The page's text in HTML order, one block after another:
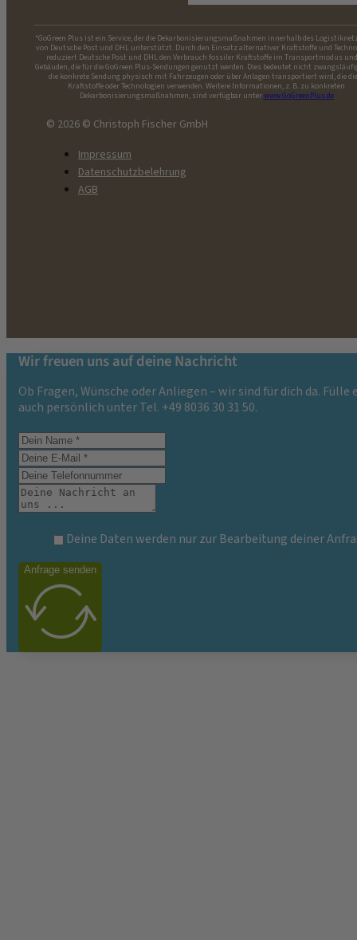
*GoGreen Plus ist ein Service, der die Dekarbonisierungsmaßnahmen innerhalb des
von Deutsche Post und DHL unterstützt. Durch den Einsatz alternativer Kraftstoffe und
reduziert Deutsche Post und DHL den Verbrauch fossiler Kraftstoffe im Transportmodus
Gebäuden, die für die GoGreen Plus-Sendungen genutzt werden. Dies bedeutet nicht
die konkrete Sendung physisch mit Fahrzeugen oder über Anlagen transportiert wird, die
Kraftstoffe oder Technologien verwenden. Weitere Informationen, z. B. zu konkreten
Dekarbonisierungsmaßnahmen, sind verfügbar unterwww.GoGreenPlus.de
© 2026 © Christoph Fischer GmbH
Impressum
Datenschutzbelehrung
AGB
Wir freuen uns auf deine Nachricht
Ob Fragen, Wünsche oder Anliegen – wir sind für dich da.
auch persönlich unter Tel. +49 8036 30 31 50.
Deine Daten werden nur zur Bearbeitung deiner
Anfrage senden